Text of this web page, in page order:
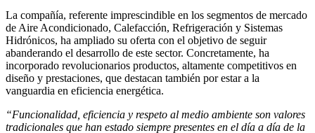
La compañía, referente imprescindible en los segmentos de mercado
de Aire Acondicionado, Calefacción, Refrigeración y Sistemas
Hidrónicos, ha ampliado su oferta con el objetivo de seguir
abanderando el desarrollo de este sector. Concretamente, ha
incorporado revolucionarios productos, altamente competitivos en
diseño y prestaciones, que destacan también por estar a la
vanguardia en eficiencia energética.
“Funcionalidad, eficiencia y respeto al medio ambiente son valores
tradicionales que han estado siempre presentes en el día a día de la